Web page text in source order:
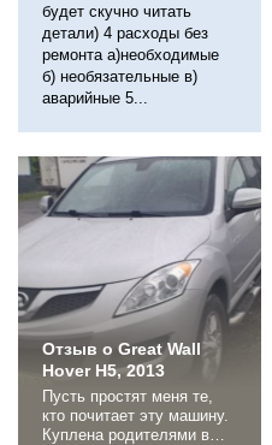
будет скучно читать
детали) 4 расходы без
ремонта а)необходимые
б) необязательные в)
аварийные 5...
Отзыв о Great Wall
Hover H5, 2013
Пусть простят меня те,
кто почитает эту машину.
Куплена родителями в